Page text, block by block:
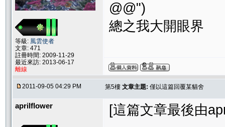
等級: 風雲使者
文章: 471
註冊時間: 2009-11-29
最近來訪: 2013-06-17
離線
@@")
總之我大開眼界
2011-09-05 04:29 PM 第5樓 文章主題: 僅以這篇回覆某貓舍
aprilflower [這篇文章最後由